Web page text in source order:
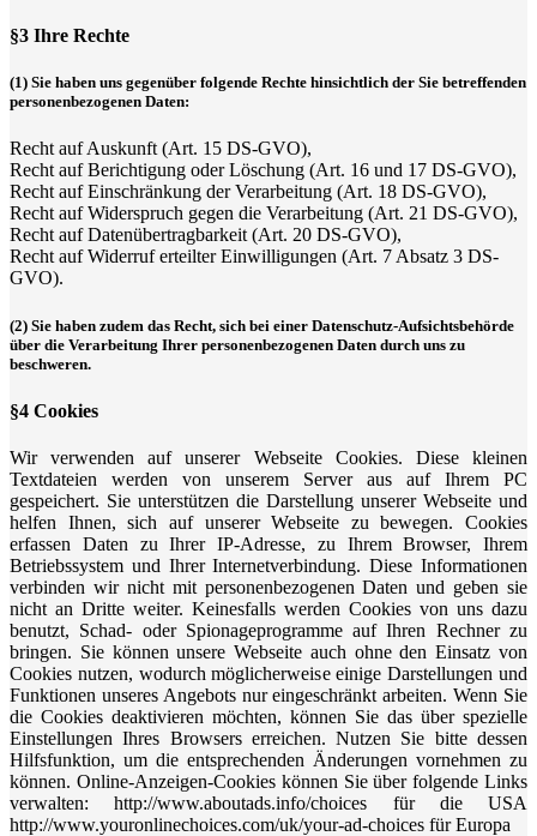
§3 Ihre Rechte
(1) Sie haben uns gegenüber folgende Rechte hinsichtlich der Sie betreffenden
personenbezogenen Daten:
Recht auf Auskunft (Art. 15 DS-GVO),
Recht auf Berichtigung oder Löschung (Art. 16 und 17 DS-GVO),
Recht auf Einschränkung der Verarbeitung (Art. 18 DS-GVO),
Recht auf Widerspruch gegen die Verarbeitung (Art. 21 DS-GVO),
Recht auf Datenübertragbarkeit (Art. 20 DS-GVO),
Recht auf Widerruf erteilter Einwilligungen (Art. 7 Absatz 3 DS-
GVO).
(2) Sie haben zudem das Recht, sich bei einer Datenschutz-Aufsichtsbehörde
über die Verarbeitung Ihrer personenbezogenen Daten durch uns zu
beschweren.
§4 Cookies
Wir verwenden auf unserer Webseite Cookies. Diese kleinen
Textdateien werden von unserem Server aus auf Ihrem PC
gespeichert. Sie unterstützen die Darstellung unserer Webseite und
helfen Ihnen, sich auf unserer Webseite zu bewegen. Cookies
erfassen Daten zu Ihrer IP-Adresse, zu Ihrem Browser, Ihrem
Betriebssystem und Ihrer Internetverbindung. Diese Informationen
verbinden wir nicht mit personenbezogenen Daten und geben sie
nicht an Dritte weiter. Keinesfalls werden Cookies von uns dazu
benutzt, Schad- oder Spionageprogramme auf Ihren Rechner zu
bringen. Sie können unsere Webseite auch ohne den Einsatz von
Cookies nutzen, wodurch möglicherweise einige Darstellungen und
Funktionen unseres Angebots nur eingeschränkt arbeiten. Wenn Sie
die Cookies deaktivieren möchten, können Sie das über spezielle
Einstellungen Ihres Browsers erreichen. Nutzen Sie bitte dessen
Hilfsfunktion, um die entsprechenden Änderungen vornehmen zu
können. Online-Anzeigen-Cookies können Sie über folgende Links
verwalten: http://www.aboutads.info/choices für die USA
http://www.youronlinechoices.com/uk/your-ad-choices für Europa